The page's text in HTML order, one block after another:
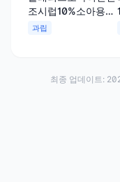
조시럽10%소아용
(수출용)
과립
최종 업데이트: